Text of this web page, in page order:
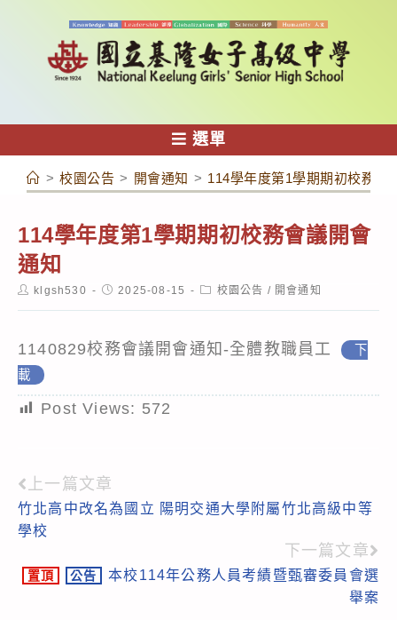
容
選單
> 校園公告 > 開會通知 > 114學年度第1學期期初校務會
114學年度第1學期期初校務會議開會
通知
Postklgsh530
Post2025-08-15
Post校園公告 / 開會通知
1140829校務會議開會通知-全體教職員工
下
載
Post Views: 572
Read
more
上一篇文章
竹北高中改名為國立 陽明交通大學附屬竹北高級中等
學校
下一篇文章
置頂 公告
本校114年公務人員考績暨甄審委員會選
舉案